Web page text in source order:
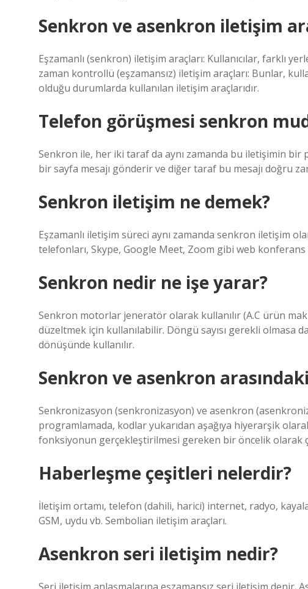
Senkron ve asenkron iletişim
Eşzamanlı (senkron) iletişim araçları: Kullanıcılar, farklı
zaman kontrollü (eşzamansız) iletişim araçları: Bunlar,
olduğu durumlarda kullanılan iletişim araçlarıdır.
Telefon görüşmesi senkron
Senkron ile, her iki taraf da aynı zamanda bu iletişimin bir
bir sayfa mesajı gönderir ve diğer taraf bu mesajı doğru
Senkron iletişim ne demek?
Eşzamanlı iletişim süreci aynı zamanda senkron iletişim
telefonları, Skype, Google Meet, Zoom gibi web konferans
Senkron nedir ne işe yarar?
Senkron motorlar jeneratör olarak kullanılır (A.C ürün
düzeltmek için kullanılabilir. Döngü sayısı gerekli
dönüşünde kullanılır.
Senkron ve asenkron
Senkronizasyon (senkronizasyon) ve asenkron
programlamada, kodlar yukarıdan aşağıya hiyerarşik
fonksiyonun gerçekleştirilmesi gereken bir öncelik olarak
Haberleşme çeşitleri nelerdir?
İletişim ortamı, telefon (dahili, harici) internet, radyo,
GSM, uydu vb. Sembolian iletişim araçları.
Asenkron seri iletişim nedir?